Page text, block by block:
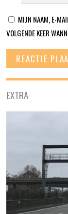
MIJN NAAM, E-
VOLGENDE KEER
EXTRA